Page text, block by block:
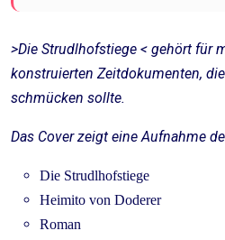
>Die Strudlhofstiege < gehört für
konstruierten Zeitdokumenten,
schmücken sollte.
Das Cover zeigt eine Aufnahme
Die Strudlhofstiege
Heimito von Doderer
Roman